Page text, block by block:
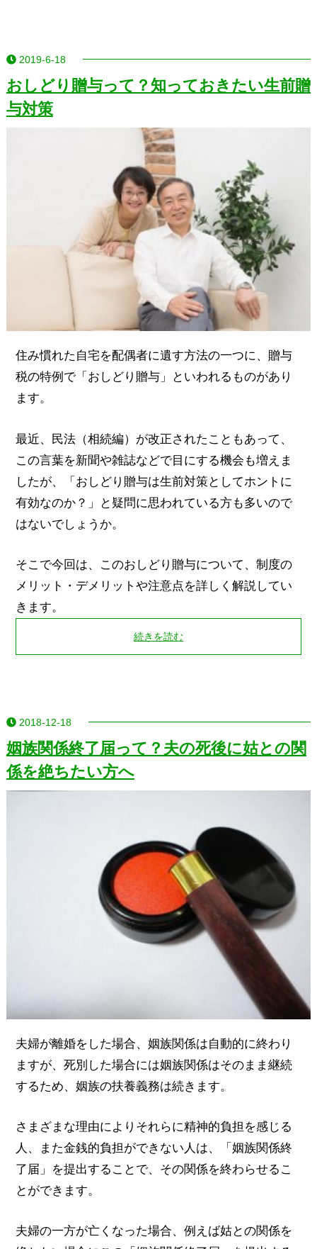
2019-6-18
おしどり贈与って？知っておきたい生前贈
与対策
住み慣れた自宅を配偶者に遺す方法の一つに、贈与
税の特例で「おしどり贈与」といわれるものがあり
ます。
最近、民法（相続編）が改正されたこともあって、
この言葉を新聞や雑誌などで目にする機会も増えま
したが、「おしどり贈与は生前対策としてホントに
有効なのか？」と疑問に思われている方も多いので
はないでしょうか。
そこで今回は、このおしどり贈与について、制度の
メリット・デメリットや注意点を詳しく解説してい
きます。
続きを読む
2018-12-18
姻族関係終了届って？夫の死後に姑との関
係を絶ちたい方へ
夫婦が離婚をした場合、姻族関係は自動的に終わり
ますが、死別した場合には姻族関係はそのまま継続
するため、姻族の扶養義務は続きます。
さまざまな理由によりそれらに精神的負担を感じる
人、また金銭的負担ができない人は、「姻族関係終
了届」を提出することで、その関係を終わらせるこ
とができます。
夫婦の一方が亡くなった場合、例えば姑との関係を